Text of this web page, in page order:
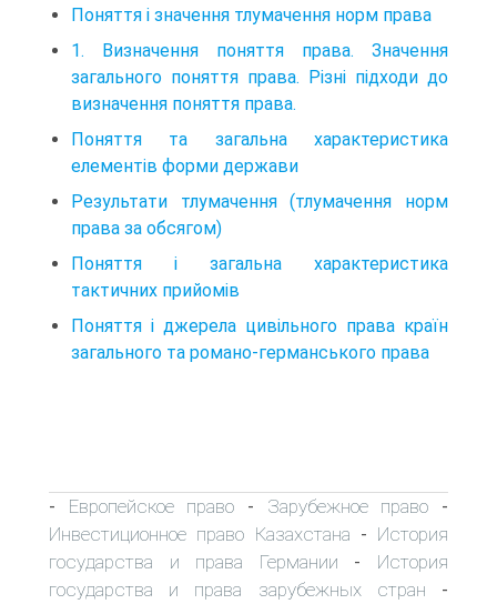
Поняття і значення тлумачення норм права
1. Визначення поняття права. Значення
загального поняття права. Різні підходи до
визначення поняття права.
Поняття та загальна характеристика
елементів форми держави
Результати тлумачення (тлумачення норм
права за обсягом)
Поняття і загальна характеристика
тактичних прийомів
Поняття і джерела цивільного права країн
загального та романо-германського права
- Европейское право - Зарубежное право -
Инвестиционное право Казахстана - История
государства и права Германии - История
государства и права зарубежных стран -